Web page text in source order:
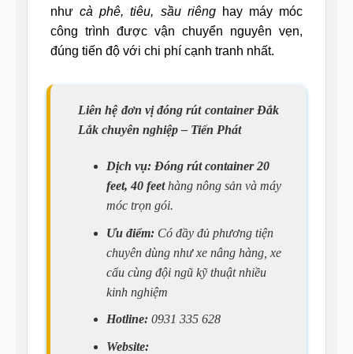
nhưcà phê, tiêu, sầu riênghay máy móc
công trình được vận chuyển nguyên vẹn,
đúng tiến độ với chi phí cạnh tranh nhất.
Liên hệ đơn vị đóng rút container Đắk
Lắk chuyên nghiệp – Tiến Phát
Dịch vụ: Đóng rút container 20
feet, 40 feethàng nông sản và máy
móc trọn gói.
Ưu điểm:Có đầy đủ phương tiện
chuyên dùng như xe nâng hàng, xe
cẩu cùng đội ngũ kỹ thuật nhiều
kinh nghiệm
Hotline:0931 335 628
Website: